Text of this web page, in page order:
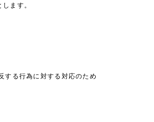
ます。
する行為に対する対応のため